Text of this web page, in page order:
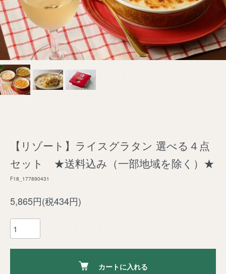
【リゾート】ライスグラタン 選べる４点
セット ★送料込み（一部地域を除く）★
F18_177890431
5,865円(税434円)
カートに入れる